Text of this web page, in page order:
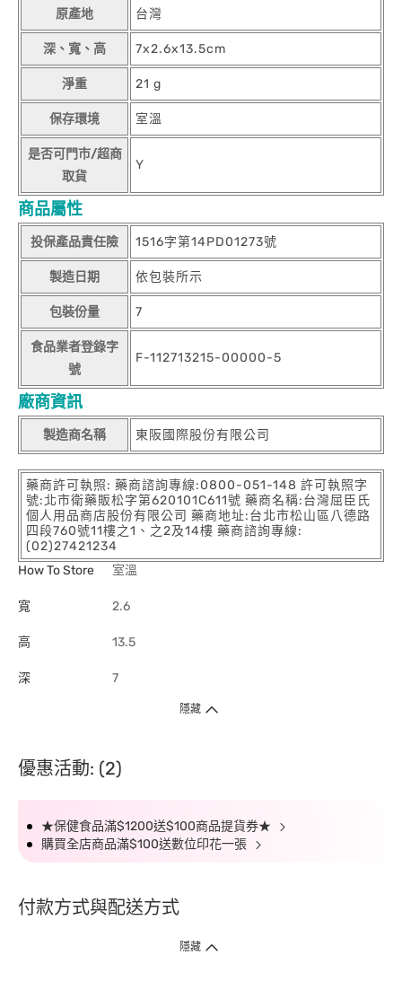
原產地 台灣
深、寬、高 7x2.6x13.5cm
淨重 21 g
保存環境 室溫
是否可門市/超商
取貨
Y
商品屬性
投保產品責任險 1516字第14PD01273號
製造日期 依包裝所示
包裝份量 7
食品業者登錄字
號
F-112713215-00000-5
廠商資訊
製造商名稱 東阪國際股份有限公司
藥商許可執照: 藥商諮詢專線:0800-051-148 許可執照字
號:北市衛藥販松字第620101C611號 藥商名稱:台灣屈臣氏
個人用品商店股份有限公司 藥商地址:台北市松山區八德路
四段760號11樓之1、之2及14樓 藥商諮詢專線:
(02)27421234
How To Store
室溫
寬 2.6
高 13.5
深 7
隱藏
優惠活動: (2)
★保健食品滿$1200送$100商品提貨券★
購買全店商品滿$100送數位印花一張
付款方式與配送方式
隱藏